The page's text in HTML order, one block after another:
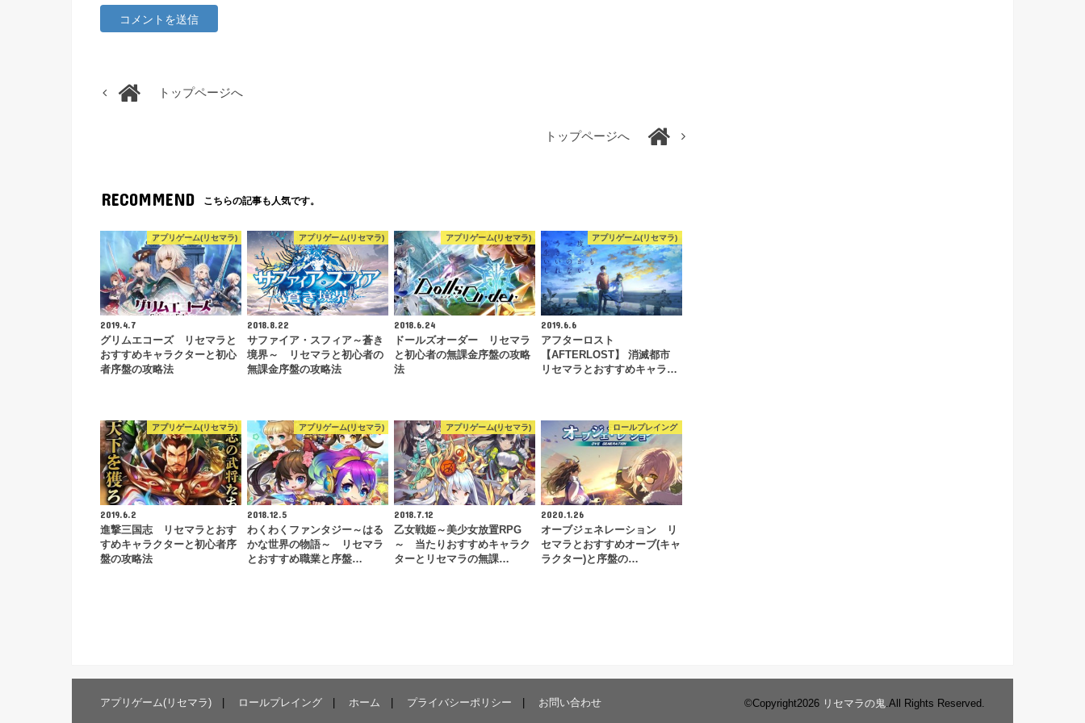
トップページへ
トップページへ
RECOMMEND こちらの記事も人気です。
アプリゲーム(リセマラ)
2019.4.7
グリムエコーズ リセマラと
おすすめキャラクターと初心
者序盤の攻略法
アプリゲーム(リセマラ)
2018.8.22
サファイア・スフィア～蒼き
境界～ リセマラと初心者の
無課金序盤の攻略法
アプリゲーム(リセマラ)
2018.6.24
ドールズオーダー リセマラ
と初心者の無課金序盤の攻略
法
アプリゲーム(リセマラ)
2019.6.6
アフターロスト
【AFTERLOST】 消滅都市
リセマラとおすすめキャラ…
アプリゲーム(リセマラ)
2019.6.2
進撃三国志 リセマラとおす
すめキャラクターと初心者序
盤の攻略法
アプリゲーム(リセマラ)
2018.12.5
わくわくファンタジー～はる
かな世界の物語～ リセマラ
とおすすめ職業と序盤…
アプリゲーム(リセマラ)
2018.7.12
乙女戦姫～美少女放置RPG
～ 当たりおすすめキャラク
ターとリセマラの無課…
ロールプレイング
2020.1.26
オーブジェネレーション リ
セマラとおすすめオーブ(キャ
ラクター)と序盤の…
アプリゲーム(リセマラ) ロールプレイング ホーム プライバシーポリシー お問い合わせ ©Copyright2026 リセマラの鬼 .All Rights Reserved.